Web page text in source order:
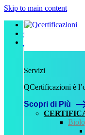
Skip to main content
Home
Chi Siamo
Servizi
Servizi
QCertificazioni è
Scopri di Più